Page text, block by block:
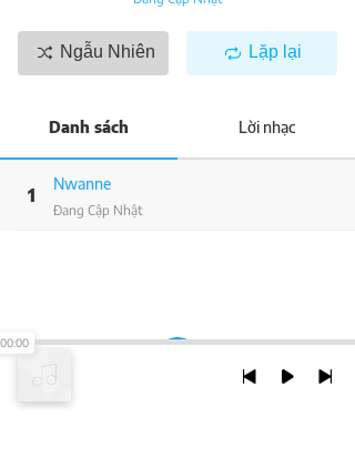
Ngẫu Nhiên Lặp lại
Danh sách Lời nhạc
1
Nwanne
Đang Cập Nhật
00:00